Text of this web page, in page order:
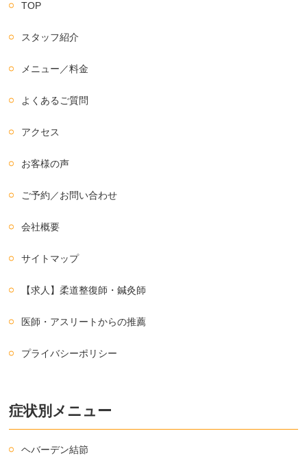
TOP
スタッフ紹介
メニュー／料金
よくあるご質問
アクセス
お客様の声
ご予約／お問い合わせ
会社概要
サイトマップ
【求人】柔道整復師・鍼灸師
医師・アスリートからの推薦
プライバシーポリシー
症状別メニュー
ヘバーデン結節